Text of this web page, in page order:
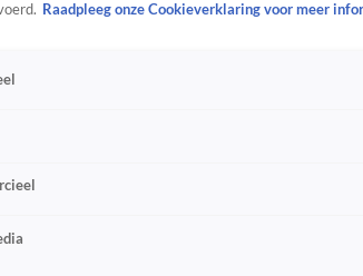
Raadpleeg onze Cookieverklaring voor meer